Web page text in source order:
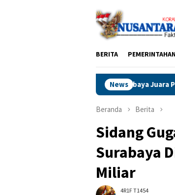
BERITA
News
Persebaya Juara Piala Presiden 2026,
Beranda Berita
Sidang
Surabaya
Miliar
4R1F T1454